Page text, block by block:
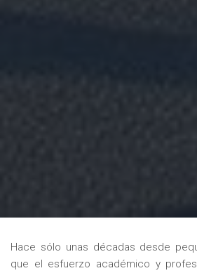
Hace sólo unas décadas desde
que el esfuerzo académico y